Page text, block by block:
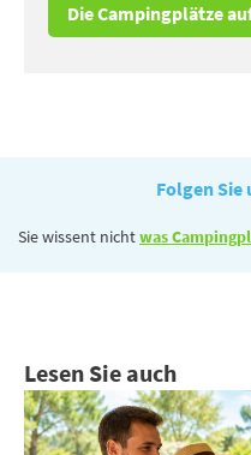
Die Campingplätze
Folgen Sie
Sie wissent nichtwas
Lesen Sie auch